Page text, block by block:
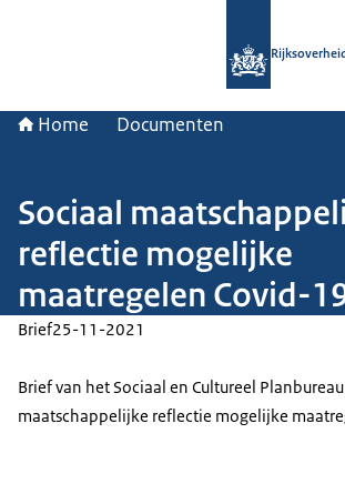
Rijksoverheid
Home Documenten
Sociaal
reflectie mogelijke
maatregelen Covid-
Brief25-11-2021
Brief van het Sociaal en Cultureel Planbureau
maatschappelijke reflectie mogelijke